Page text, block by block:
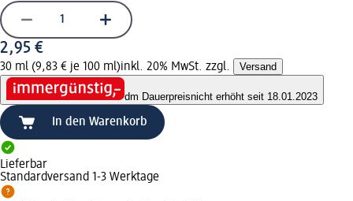
2,95 €
30 ml (9,83 € je 100 ml)inkl. 20% MwSt. zzgl. Versand
dm Dauerpreisnicht erhöht seit 18.01.2023
In den Warenkorb
Lieferbar
Standardversand 1-3 Werktage